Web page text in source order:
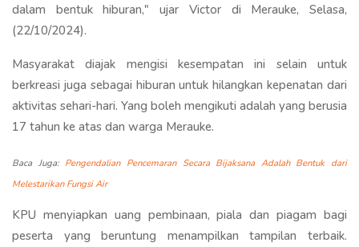
dalam bentuk hiburan," ujar Victor di Merauke, Selasa,
(22/10/2024).
Masyarakat diajak mengisi kesempatan ini selain untuk
berkreasi juga sebagai hiburan untuk hilangkan kepenatan dari
aktivitas sehari-hari. Yang boleh mengikuti adalah yang berusia
17 tahun ke atas dan warga Merauke.
Baca Juga: Pengendalian Pencemaran Secara Bijaksana Adalah Bentuk dari
Melestarikan Fungsi Air
KPU menyiapkan uang pembinaan, piala dan piagam bagi
peserta yang beruntung menampilkan tampilan terbaik.